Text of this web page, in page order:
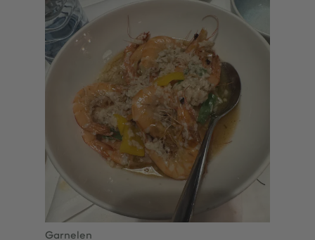
nicht die Finger schmutzig machen werde.
Cuisinière, um nicht ihr „Dienstverhältnis
infrage zu stellen“, erklärte sich mehr oder
minder freiwillig dazu bereit, „die Dinger
auszulösen“. Was ihr seine ewige Dankbarkeit
einbrachte!